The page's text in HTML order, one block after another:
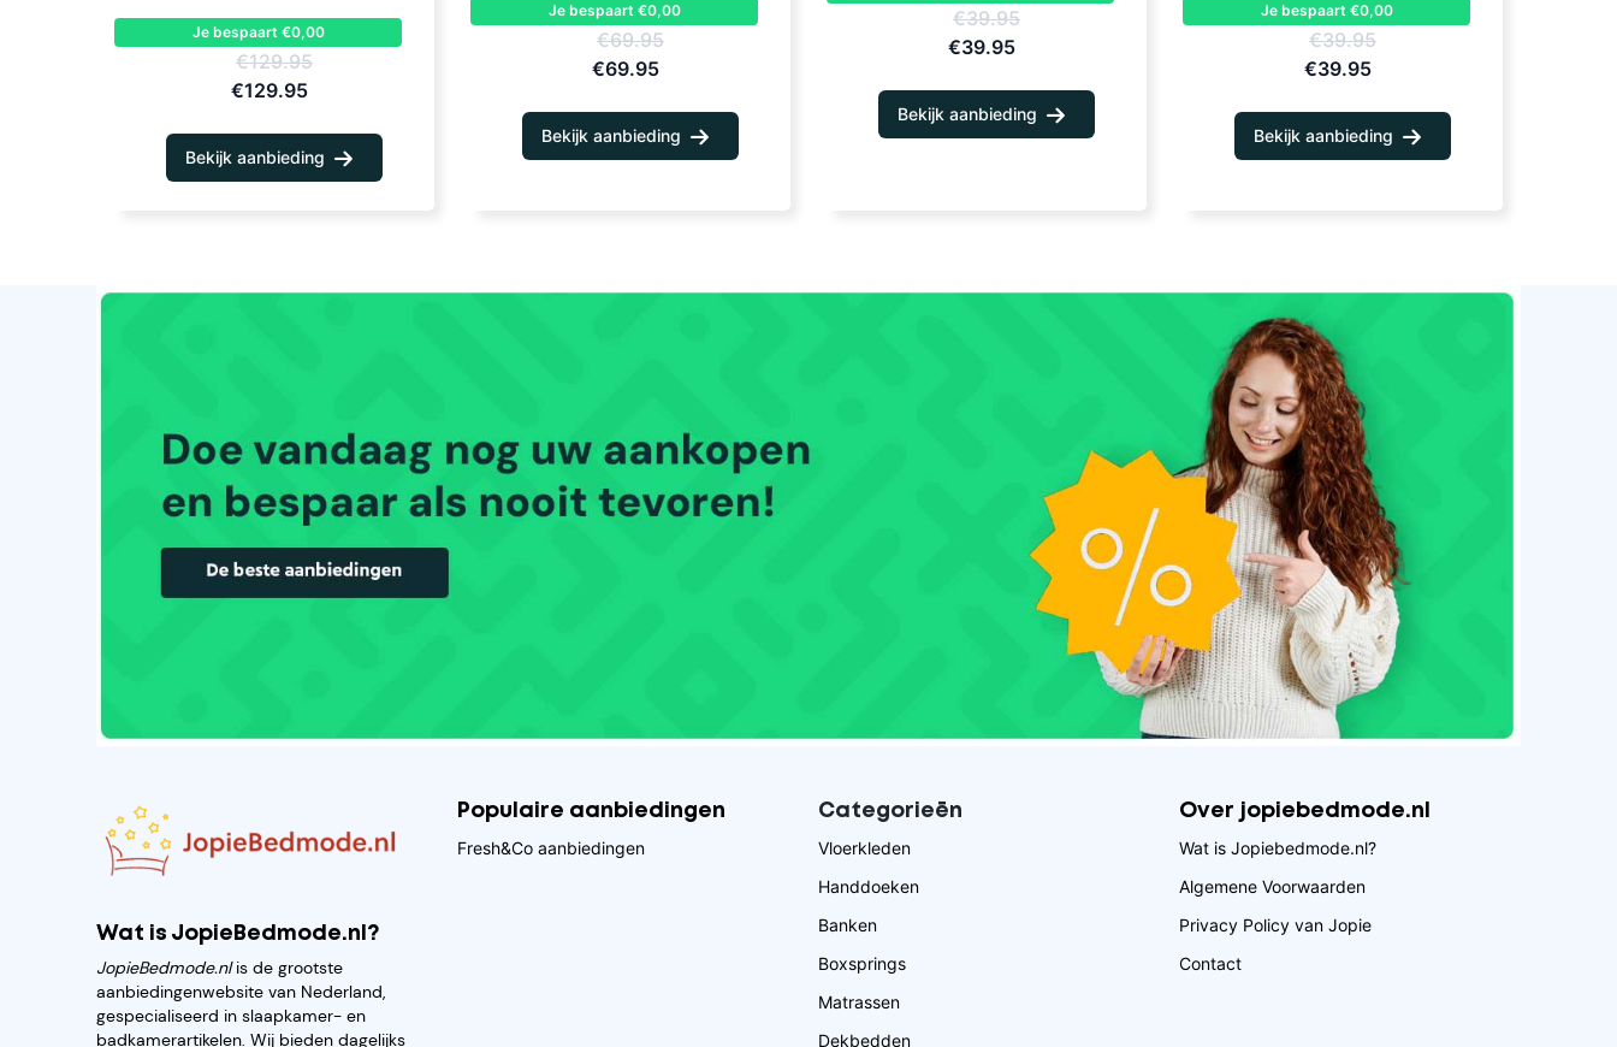
Je bespaart €0,00
€129.95
€129.95
Bekijk aanbieding
Je bespaart €0,00
€69.95
€69.95
Bekijk aanbieding
€39.95
€39.95
Bekijk aanbieding
Je bespaart €0,00
€39.95
€39.95
Bekijk aanbieding
Wat is JopieBedmode.nl?
JopieBedmode.nlis de grootste
aanbiedingenwebsite van Nederland,
gespecialiseerd in slaapkamer- en
badkamerartikelen. Wij bieden dagelijks
Populaire aanbiedingen
Fresh&Co aanbiedingen
Categorieēn
Vloerkleden
Handdoeken
Banken
Boxsprings
Matrassen
Dekbedden
Over jopiebedmode.nl
Wat is Jopiebedmode.nl?
Algemene Voorwaarden
Privacy Policy van Jopie
Contact